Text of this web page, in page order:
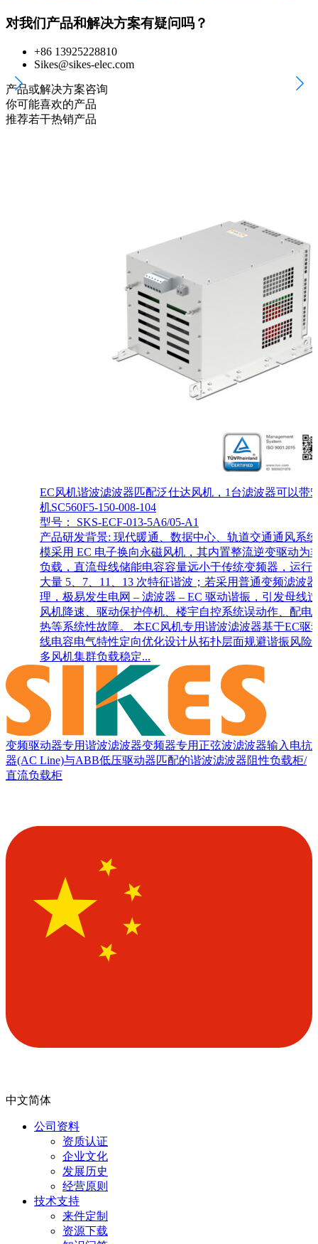
对我们产品和解决方案有疑问吗？
+86 13925228810
Sikes@sikes-elec.com
产品或解决方案咨询
你可能喜欢的产品
推荐若干热销产品
EC风机谐波滤波器匹配泛仕达风机，1台滤波器可以带
机SC560F5-150-008-104
型号： SKS-ECF-013-5A6/05-A1
产品研发背景: 现代暖通、数据中心、轨道交通通风系
模采用 EC 电子换向永磁风机，其内置整流逆变驱动为
负载，直流母线储能电容容量远小于传统变频器，运行
大量 5、7、11、13 次特征谐波；若采用普通变频滤波
理，极易发生电网 – 滤波器 – EC 驱动谐振，引发母线
风机降速、驱动保护停机、楼宇自控系统误动作、配电
热等系统性故障。 本EC风机专用谐波滤波器基于EC驱
线电容电气特性定向优化设计从拓扑层面规避谐振风险
多风机集群负载稳定...
变频驱动器专用谐波滤波器变频器专用正弦波滤波器输入电抗
器(AC Line)与ABB低压驱动器匹配的谐波滤波器阻性负载柜/
直流负载柜
中文简体
公司资料
资质认证
企业文化
发展历史
经营原则
技术支持
来件定制
资源下载